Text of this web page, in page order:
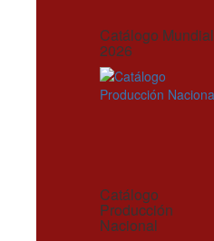
Catálogo Mundial
2026
Catálogo
Producción
Nacional